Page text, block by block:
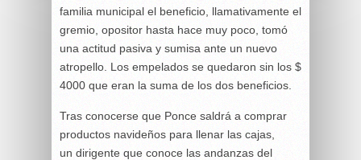
familia municipal el beneficio, llamativamente el
gremio, opositor hasta hace muy poco, tomó
una actitud pasiva y sumisa ante un nuevo
atropello. Los empelados se quedaron sin los $
4000 que eran la suma de los dos beneficios.
Tras conocerse que Ponce saldrá a comprar
productos navideños para llenar las cajas,
un dirigente que conoce las andanzas del